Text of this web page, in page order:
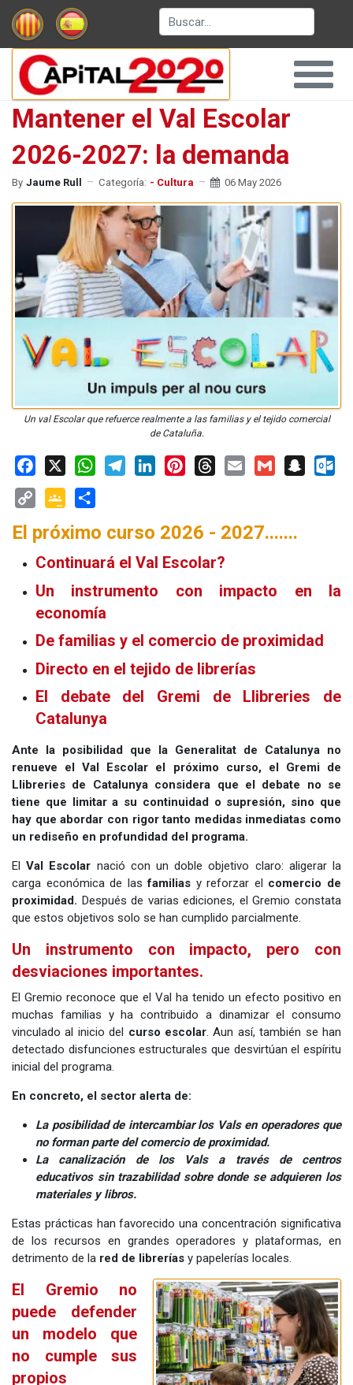
Buscar
Mantener el Val Escolar
2026-2027: la demanda
By Jaume Rull Categoría: - Cultura 06 May 2026
Un val Escolar que refuerce realmente a las familias y el tejido comercial
de Cataluña.
Facebook
X WhatsApp
Link Classroom
El próximo curso 2026 - 2027.......
Continuará el Val Escolar?
Un instrumento con impacto en la
economía
De familias y el comercio de proximidad
Directo en el tejido de librerías
El debate del Gremi de Llibreries de
Catalunya
Ante la posibilidad que la Generalitat de Catalunya no
renueve el Val Escolar el próximo curso, el Gremi de
Llibreries de Catalunya considera que el debate no se
tiene que limitar a su continuidad o supresión, sino que
hay que abordar con rigor tanto medidas inmediatas como
un rediseño en profundidad del programa.
El Val Escolar nació con un doble objetivo claro: aligerar la
carga económica de lasfamilias y reforzar el comercio de
proximidad. Después de varias ediciones, el Gremio constata
que estos objetivos solo se han cumplido parcialmente.
Un instrumento con impacto, pero con
desviaciones importantes.
El Gremio reconoce que el Val ha tenido un efecto positivo en
muchas familias y ha contribuido a dinamizar el consumo
vinculado al inicio del curso escolar. Aun así, también se han
detectado disfunciones estructurales que desvirtúan el espíritu
inicial del programa.
En concreto, el sector alerta de:
La posibilidad de intercambiar los Vals en operadores que
no forman parte del comercio de proximidad.
La canalización de los Vals a través de centros
educativos sin trazabilidad sobre donde se adquieren los
materiales y libros.
Estas prácticas han favorecido una concentración significativa
de los recursos en grandes operadores y plataformas, en
detrimento de la red de librerías y papelerías locales.
El Gremio no
puede defender
un modelo que
no cumple sus
propios